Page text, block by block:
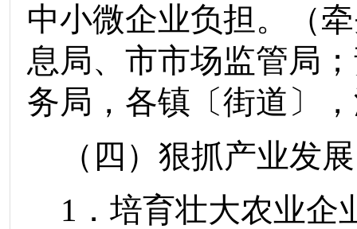
中小微企业负担。
（
息局、 市市场监管局
务局 ， 各镇 〔街道〕 ，
（四）狠抓产业发展
1 ．培育壮大农业